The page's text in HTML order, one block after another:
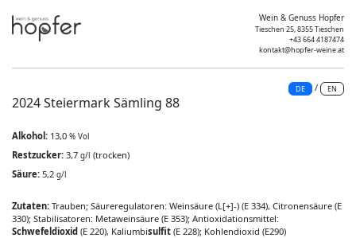
Wein & Genuss Hopfer
Tieschen 25, 8355 Tieschen
+43 664 4187474
kontakt@hopfer-weine.at
DE / EN
2024 Steiermark Sämling 88
Alkohol: 13,0 % Vol
Restzucker: 3,7 g/l (trocken)
Säure: 5,2 g/l
Zutaten: Trauben; Säureregulatoren: Weinsäure (L[+]-) (E 334), Citronensäure (E
330); Stabilisatoren: Metaweinsäure (E 353); Antioxidationsmittel:
Schwefeldioxid (E 220), Kaliumbisulfit (E 228); Kohlendioxid (E290)